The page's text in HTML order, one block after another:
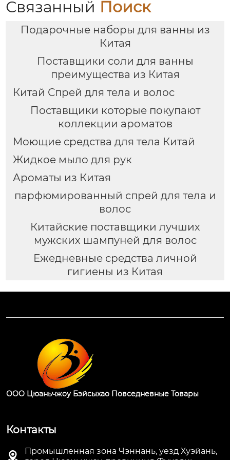
+ соль для ванн),
ПВХ, доступен OEM-
для ухода
Связанный Поиск
Подарочные наборы для ванны из
Китая
Поставщики соли для ванны
преимущества из Китая
Китай Спрей для тела и волос
Поставщики которые покупают
коллекции ароматов
Моющие средства для тела Китай
Жидкое мыло для рук
Ароматы из Китая
парфюмированный спрей для тела и
волос
Китайские поставщики лучших
мужских шампуней для волос
Ежедневные средства личной
гигиены из Китая
ООО Цюаньчжоу Бэйсыхао Повседневные Товары
Контакты

Промышленная зона Чэннань, уезд Хуэйань,